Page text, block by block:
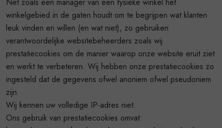
Net zoals een manager van een fysieke winkel het
winkelgebied in de gaten houdt om te begrijpen wat klanten
leuk vinden en willen (en wat niet), zo gebruiken
verantwoordelijke websitebeheerders zoals wij
prestatiecookies om de manier waarop onze website eruit ziet
en werkt te verbeteren. Wij hebben onze prestatiecookies zo
ingesteld dat de gegevens ofwel anoniem ofwel pseudoniem
zijn.
Wij kennen uw volledige IP-adres niet.
Ons gebruik van prestatiecookies omvat: